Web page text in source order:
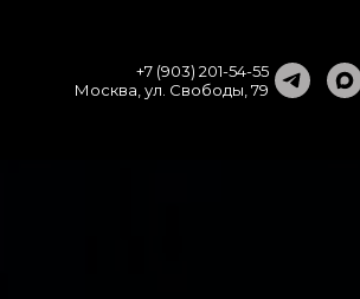
+7 (903) 201-54-55
Москва, ул. Свободы, 79